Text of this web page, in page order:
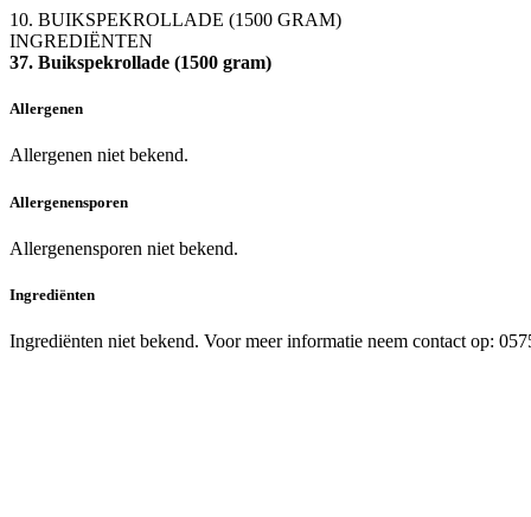
10. BUIKSPEKROLLADE (1500 GRAM)
INGREDIËNTEN
37. Buikspekrollade (1500 gram)
Allergenen
Allergenen niet bekend.
Allergenensporen
Allergenensporen niet bekend.
Ingrediënten
Ingrediënten niet bekend. Voor meer informatie neem contact op: